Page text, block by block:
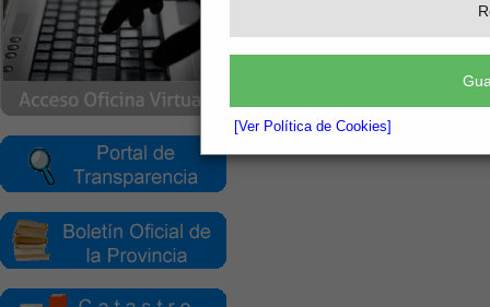
[Ver Política de Cookies]